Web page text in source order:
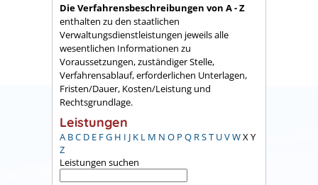
Die Verfahrensbeschreibungen von A - Z
enthalten zu den staatlichen
Verwaltungsdienstleistungen jeweils alle
wesentlichen Informationen zu
Voraussetzungen, zuständiger Stelle,
Verfahrensablauf, erforderlichen Unterlagen,
Fristen/Dauer, Kosten/Leistung und
Rechtsgrundlage.
Leistungen
A BC D E FG H I J K L M N O P Q RST UVWXY
Z
Leistungen suchen